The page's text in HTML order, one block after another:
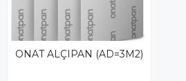
ONAT ALÇIPAN (AD=3M2)